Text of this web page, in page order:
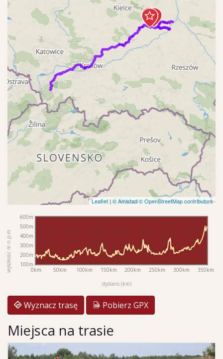
Leaflet | © Amistad© OpenStreetMap contributors
dystans (km)
wysokość m n.p.m. 0km 50km 100km 150km 200km 250km 300km 350km
100m
200m
300m
400m
500m
600m
Wyznacz trasę Pobierz GPX
Miejsca na trasie